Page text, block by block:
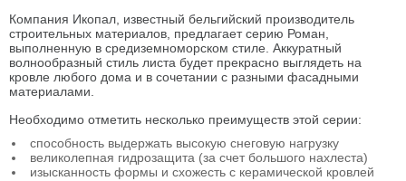
Компания Икопал, известный бельгийский производитель
строительных материалов, предлагает серию Роман,
выполненную в средиземноморском стиле. Аккуратный
волнообразный стиль листа будет прекрасно выглядеть на
кровле любого дома и в сочетании с разными фасадными
материалами.
Необходимо отметить несколько преимуществ этой серии:
способность выдержать высокую снеговую нагрузку
великолепная гидрозащита (за счет большого нахлеста)
изысканность формы и схожесть с керамической кровлей